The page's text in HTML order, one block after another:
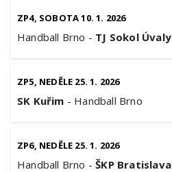
ZP4, SOBOTA 10. 1. 2026
Handball Brno - TJ Sokol Úvaly
ZP5, NEDĚLE 25. 1. 2026
SK Kuřim - Handball Brno
ZP6, NEDĚLE 25. 1. 2026
Handball Brno -ŠKP Bratislava